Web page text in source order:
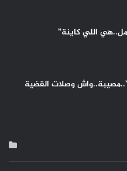
اللي كاينة”
وصلات القضية